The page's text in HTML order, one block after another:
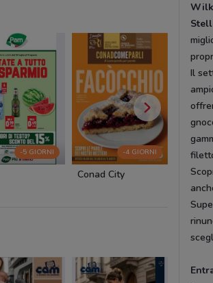
-5 GIORNI -4 GIORNI
Conad City Crai
Il